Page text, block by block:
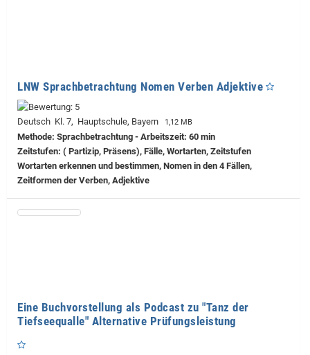
LNW Sprachbetrachtung Nomen Verben Adjektive
Deutsch Kl. 7, Hauptschule, Bayern 1,12 MB
Methode: Sprachbetrachtung - Arbeitszeit: 60 min
Zeitstufen: ( Partizip, Präsens), Fälle, Wortarten, Zeitstufen
Wortarten erkennen und bestimmen, Nomen in den 4 Fällen,
Zeitformen der Verben, Adjektive
Eine Buchvorstellung als Podcast zu "Tanz der
Tiefseequalle" Alternative Prüfungsleistung